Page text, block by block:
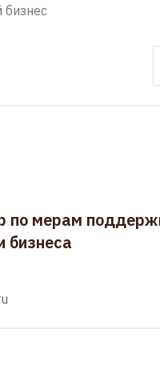
бизнес
по мерам
бизнеса